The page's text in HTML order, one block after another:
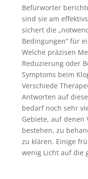
Befürworter
sind sie am
sichert die
Bedingungen“ für
Welche präzisen
Reduzierung oder
Symptoms beim
Verschiede
Antworten auf
bedarf noch sehr
Gebiete, auf
bestehen, zu
zu klären. Einige
wenig Licht auf die